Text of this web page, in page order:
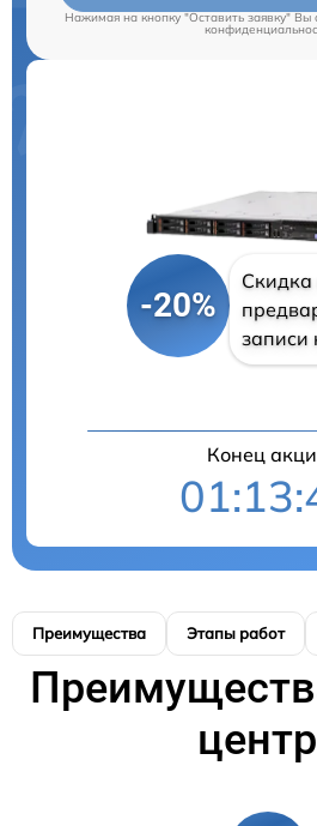
Нажимая на кнопку "Оставить заявку" Вы
-20%
Скидка
записи
Конец
Преимущества Этапы работ